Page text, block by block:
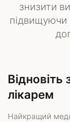
знизити
підвищуючи
Відновіть
лікарем
Найкращий